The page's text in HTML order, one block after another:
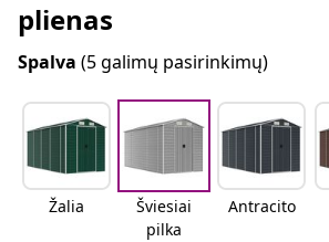
plienas
Spalva (5 galimų pasirinkimų)
Žalia
Šviesiai
pilka
Antracito